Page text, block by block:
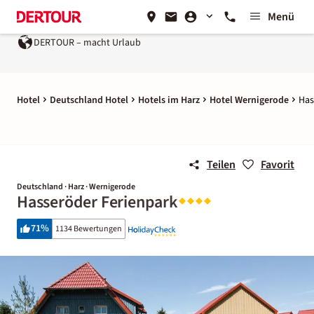
Menü
DERTOUR – macht Urlaub
Hotel Deutschland Hotel Hotels im Harz Hotel Wernigerode
Teilen Favorit
Deutschland · Harz · Wernigerode
Hasseröder Ferienpark
71% 1134 Bewertungen